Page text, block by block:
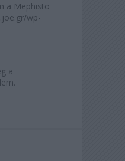
a Mephisto
wp-
a